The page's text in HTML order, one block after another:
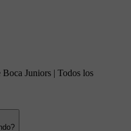
Juniors | Todos los